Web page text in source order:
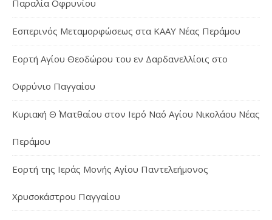
Παραλία Οφρυνίου
Εσπερινός Μεταμορφώσεως στα ΚΑΑΥ Νέας Περάμου
Εορτή Αγίου Θεοδώρου του εν Δαρδανελλίοις στο
Οφρύνιο Παγγαίου
Κυριακή Θ΄ Ματθαίου στον Ιερό Ναό Αγίου Νικολάου Νέας
Περάμου
Εορτή της Ιεράς Μονής Αγίου Παντελεήμονος
Χρυσοκάστρου Παγγαίου